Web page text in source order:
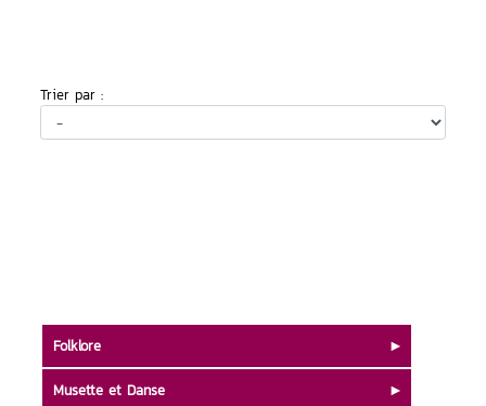
Trier par :
Folklore
Musette et Danse